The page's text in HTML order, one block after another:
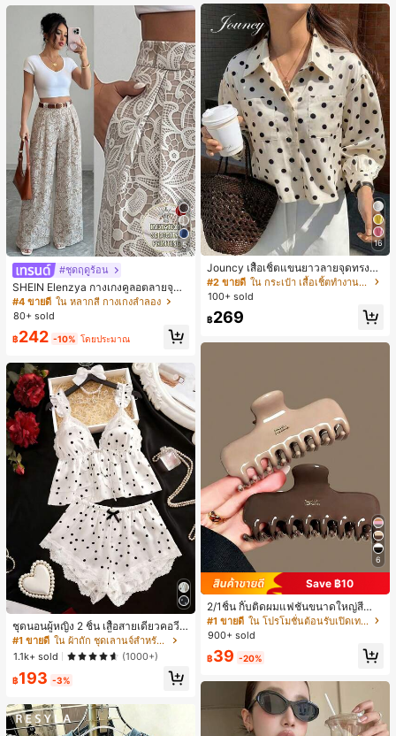
นท์
5
#ชุดฤดูร้อน
SHEIN Elenzya กางเกงคูลอตลายจุดเ
อวสูงแบบใหม่สำหรับฤดูใบไม้ผลิ/ฤดูร้อ
น, สไตล์หรูหราเหมาะสำหรับใส่ในชีวิต
ทจสำหรับฤดูรับปริญญา, เทศกาลดนตร
#4 ขายดี ใน หลากสี กางเกงลำลอง
80+ sold
฿242 -10% โดยประมาณ
ชุดนอนผู้หญิง 2 ชิ้น เสื้อสายเดี่ยวคอวีลู
กไม้ พร้อมกางเกงขาสั้นแต่งลูกไม้ แต่ง
โบว์ที่เอว ชุดลำลองผู้หญิงนุ่มสบายน่ารั
ก สไตล์เอสเธติก
#1 ขายดี
ใน ผ้าถัก ชุดเลานจ์สำหรับผู้หญิง
1.1k+ sold
(1000+)
฿193 -3%
16
Jouncy เสื้อเชิ้ตแขนยาวลายจุดทรงหล
วมสำหรับผู้หญิง
#2 ขายดี
ใน กระเป๋า เสื้อเชิ้ตทำงานมีกระเป๋า
100+ sold
฿269
6
Save ฿10
2/1ชิ้น กิ๊บติดผมแฟชั่นขนาดใหญ่สีน้ำ
ตาลชานมสำหรับผู้หญิง เหมาะสำหรับก
ารอาบน้ำ ล้างหน้า และจัดแต่งทรงผม
#1 ขายดี
ใน โปรโมชั่นต้อนรับเปิดเทอม เครื่องประดับผมผู้หญิง
900+ sold
฿39 -20%